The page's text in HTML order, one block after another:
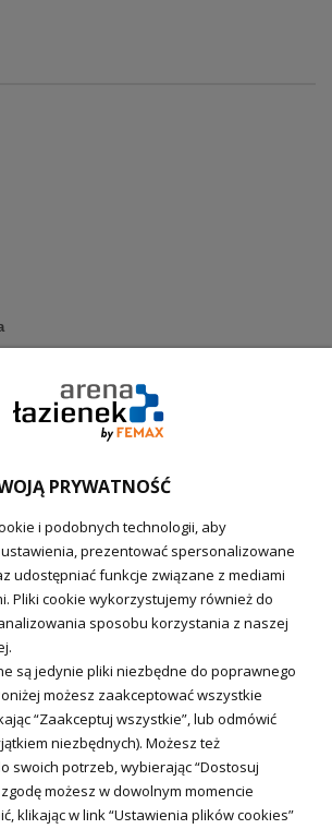
(główne)
PRYWATNOŚĆ
i podobnych technologii, aby
prezentować spersonalizowane
udostępniać funkcje związane z mediami
Pliki cookie wykorzystujemy również do
sposobu korzystania z naszej
są jedynie pliki niezbędne do poprawnego
możesz zaakceptować wszystkie
“Zaakceptuj wszystkie”, lub odmówić
niezbędnych). Możesz też
swoich potrzeb, wybierając “Dostosuj
możesz w dowolnym momencie
klikając w link “Ustawienia plików cookies”